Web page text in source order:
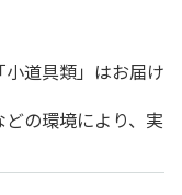
道具類」はお届け
の環境により、実